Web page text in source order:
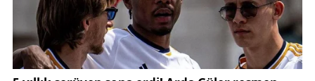
Karşılaşma öncesinde stadyum çevresinde yoğunluk
yaşandı. Sivassporlu taraftarlar, maç saatini
beklemeden tribünlerin belirli bölümlerini doldurdu.
Özellikle kale arkası ve maraton tribünlerinde erken